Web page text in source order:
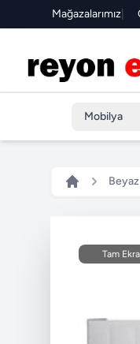
Mağazalarımız|
Mobilya
Tam